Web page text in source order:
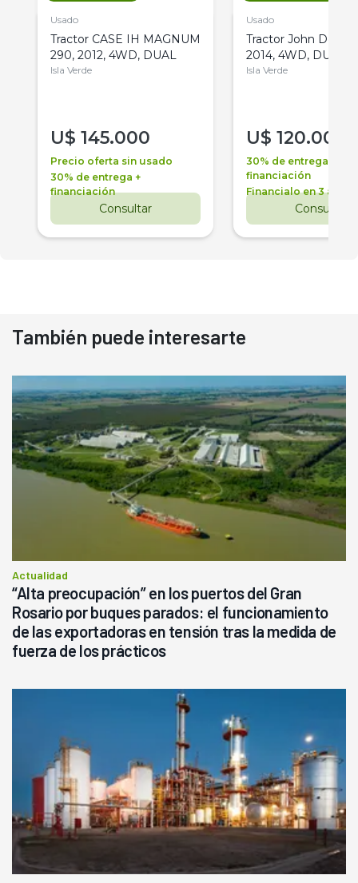
Usado
Tractor CASE IH MAGNUM
290, 2012, 4WD, DUAL
Isla Verde
U$ 145.000
Precio oferta sin usado
30% de entrega +
financiación
Consultar
Usado
Tractor John Deere
2014, 4WD, DUAL
Isla Verde
U$ 120.000
30% de entrega +
financiación
Financialo en 3 años
Consultar
También puede interesarte
Actualidad
“Alta preocupación” en los puertos del Gran
Rosario por buques parados: el funcionamiento
de las exportadoras en tensión tras la medida de
fuerza de los prácticos